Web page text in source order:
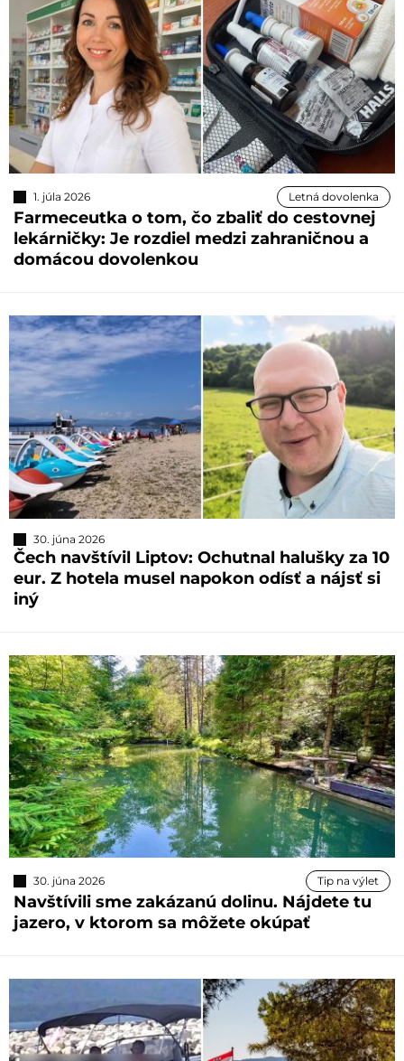
1. júla 2026 Letná dovolenka
Farmeceutka o tom, čo zbaliť do cestovnej
lekárničky: Je rozdiel medzi zahraničnou a
domácou dovolenkou
30. júna 2026
Čech navštívil Liptov: Ochutnal halušky za 10
eur. Z hotela musel napokon odísť a nájsť si
iný
30. júna 2026 Tip na výlet
Navštívili sme zakázanú dolinu. Nájdete tu
jazero, v ktorom sa môžete okúpať